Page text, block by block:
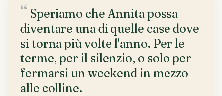
“ Speriamo che Annita possa
diventare una di quelle case dove
si torna più volte l'anno. Per le
terme, per il silenzio, o solo per
fermarsi un weekend in mezzo
alle colline.